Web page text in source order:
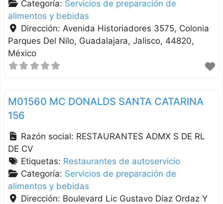
Categoría: Servicios de preparación de
alimentos y bebidas
Dirección: Avenida Historiadores 3575, Colonia
Parques Del Nilo Guadalajara Jalisco 44820
México
M01560 MC DONALDS SANTA CATARINA
156
Razón social: RESTAURANTES ADMX S DE RL
DE CV
Etiquetas: Restaurantes de autoservicio
Categoría: Servicios de preparación de
alimentos y bebidas
Dirección: Boulevard Lic Gustavo Díaz Ordaz Y